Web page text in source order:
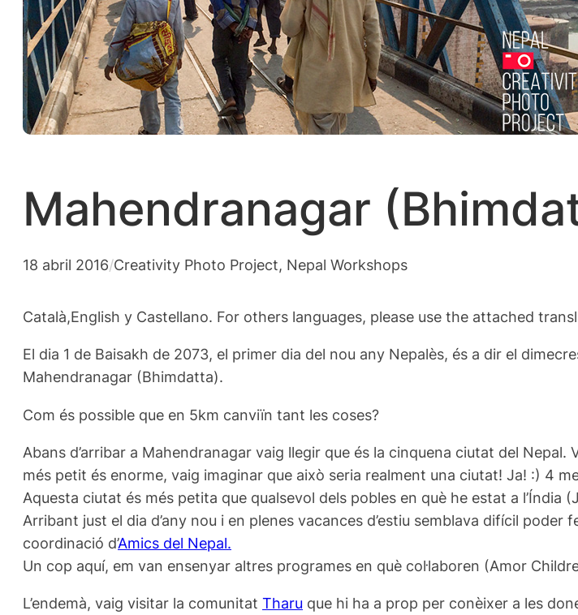
Mahendranagar
18 abril 2016/Creativity Photo Project, Nepal Workshops
Català,English y Castellano. For others languages, please use the attached
El dia 1 de Baisakh de 2073, el primer dia del nou any Nepalès, és a dir el
Mahendranagar (Bhimdatta).
Com és possible que en 5km canviïn tant les coses?
Abans d’arribar a Mahendranagar vaig llegir que és la cinquena ciutat del
més petit és enorme, vaig imaginar que això seria realment una ciutat! Ja! :) 4
Aquesta ciutat és més petita que qualsevol dels pobles en què he estat a l’Índia
Arribant just el dia d’any nou i en plenes vacances d’estiu semblava difícil poder
coordinació d’Amics del Nepal.
Un cop aquí, em van ensenyar altres programes en què col·laboren (Amor
L’endemà, vaig visitar la comunitat Tharu que hi ha a prop per conèixer a les